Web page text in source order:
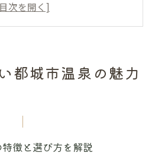
ア都城編
都城市温泉の魅力
徴と選び方を解説